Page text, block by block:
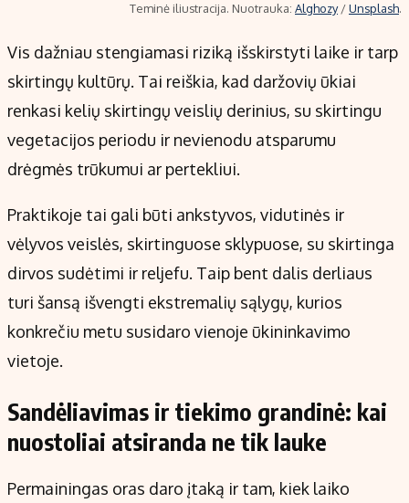
Teminė iliustracija. Nuotrauka: Alghozy/Unsplash.
Vis dažniau stengiamasi riziką išskirstyti laike ir tarp
skirtingų kultūrų. Tai reiškia, kad daržovių ūkiai
renkasi kelių skirtingų veislių derinius, su skirtingu
vegetacijos periodu ir nevienodu atsparumu
drėgmės trūkumui ar pertekliui.
Praktikoje tai gali būti ankstyvos, vidutinės ir
vėlyvos veislės, skirtinguose sklypuose, su skirtinga
dirvos sudėtimi ir reljefu. Taip bent dalis derliaus
turi šansą išvengti ekstremalių sąlygų, kurios
konkrečiu metu susidaro vienoje ūkininkavimo
vietoje.
Sandėliavimas ir tiekimo grandinė: kai
nuostoliai atsiranda ne tik lauke
Permainingas oras daro įtaką ir tam, kiek laiko